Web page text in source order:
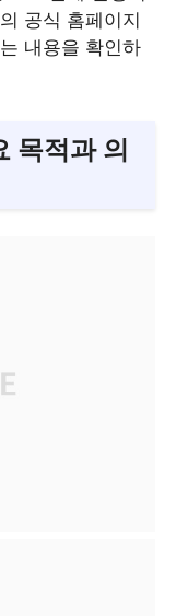
공식 홈페이지
내용을 확인하
목적과 의